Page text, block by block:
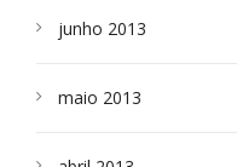
junho 2013
maio 2013